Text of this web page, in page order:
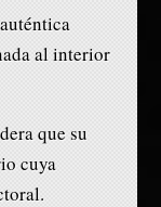
al interior
que su
cuya